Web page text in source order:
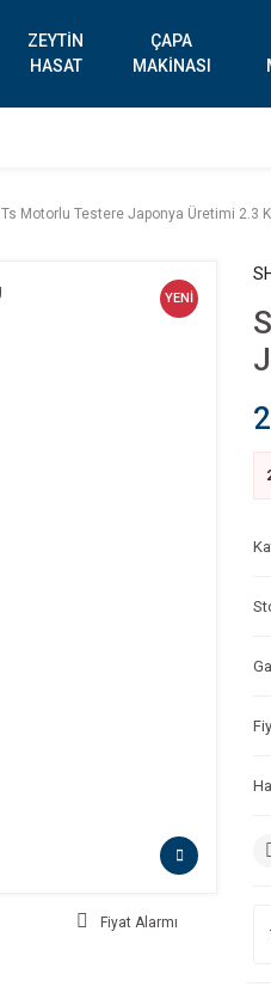
ZEYTİN
HASAT
ÇAPA
MAKİNASI
Motorlu Testere Japonya Üretimi 2.3
YENİ
Fiyat Alarmı